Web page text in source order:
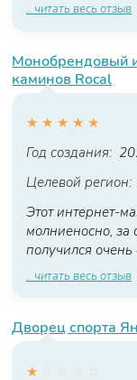
.. читать весь отзыв
Монобрендовый
каминов Rocal
★ ★ ★ ★ ★
Год создания:
Целевой регион:
Этот интернет-
молниеносно, за
получился
.. читать весь отзыв
Дворец спорта
★